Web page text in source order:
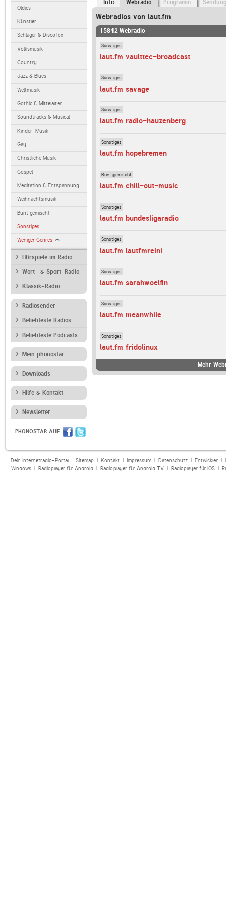
Oldies
Künstler
Schlager & Discofox
Volksmusik
Country
Jazz & Blues
Weltmusik
Gothic & Mittelalter
Soundtracks & Musical
Kinder-Musik
Gay
Christliche Musik
Gospel
Meditation & Entspannung
Weihnachtsmusik
Bunt gemischt
Sonstiges
Weniger Genres
Hörspiele im Radio
Wort- & Sport-Radio
Klassik-Radio
Radiosender
Beliebteste Radios
Beliebteste Podcasts
Mein phonostar
Downloads
Hilfe & Kontakt
Newsletter
PHONOSTAR AUF
Info Webradio Programm
Webradios von laut.fm
15842 Webradio
Sonstiges
laut.fm vaulttec-broadcast
Sonstiges
laut.fm savage
Sonstiges
laut.fm radio-hauzenberg
Sonstiges
laut.fm hopebremen
Bunt gemischt
laut.fm chill-out-music
Sonstiges
laut.fm bundesligaradio
Sonstiges
laut.fm lautfmreini
Sonstiges
laut.fm sarahwoelfin
Sonstiges
laut.fm meanwhile
Sonstiges
laut.fm fridolinux
Mehr
Dein Internetradio-Portal : Sitemap| Kontakt| Impressum| Datenschutz| Entwickler|
Windows| Radioplayer für Android| Radioplayer für Android TV| Radioplayer für iOS|